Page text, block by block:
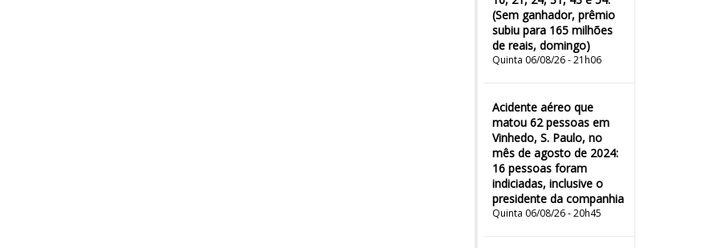
(Sem ganhador, prêmio
subiu para 165 milhões
de reais, domingo)
Quinta 06/08/26 - 21h06
Acidente aéreo que
matou 62 pessoas em
Vinhedo, S. Paulo, no
mês de agosto de 2024:
16 pessoas foram
indiciadas, inclusive o
presidente da companhia
Quinta 06/08/26 - 20h45